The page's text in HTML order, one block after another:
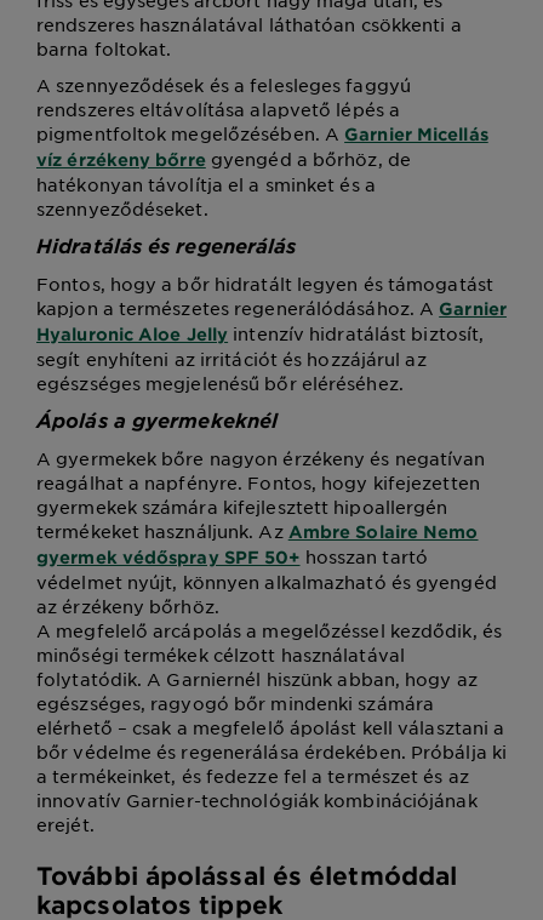
rendszeres használatával láthatóan csökkenti a
barna foltokat.
A szennyeződések és a felesleges faggyú
rendszeres eltávolítása alapvető lépés a
pigmentfoltok megelőzésében. A Garnier Micellás
víz érzékeny bőrregyengéd a bőrhöz, de
hatékonyan távolítja el a sminket és a
szennyeződéseket.
Hidratálás és regenerálás
Fontos, hogy a bőr hidratált legyen és támogatást
kapjon a természetes regenerálódásához. A Garnier
Hyaluronic Aloe Jelly intenzív hidratálást biztosít,
segít enyhíteni az irritációt és hozzájárul az
egészséges megjelenésű bőr eléréséhez.
Ápolás a gyermekeknél
A gyermekek bőre nagyon érzékeny és negatívan
reagálhat a napfényre. Fontos, hogy kifejezetten
gyermekek számára kifejlesztett hipoallergén
termékeket használjunk. Az Ambre Solaire Nemo
gyermek védőspray SPF 50+ hosszan tartó
védelmet nyújt, könnyen alkalmazható és gyengéd
az érzékeny bőrhöz.
A megfelelő arcápolás a megelőzéssel kezdődik, és
minőségi termékek célzott használatával
folytatódik. A Garniernél hiszünk abban, hogy az
egészséges, ragyogó bőr mindenki számára
elérhető – csak a megfelelő ápolást kell választani a
bőr védelme és regenerálása érdekében. Próbálja ki
a termékeinket, és fedezze fel a természet és az
innovatív Garnier-technológiák kombinációjának
erejét.
További ápolással és életmóddal
kapcsolatos tippek